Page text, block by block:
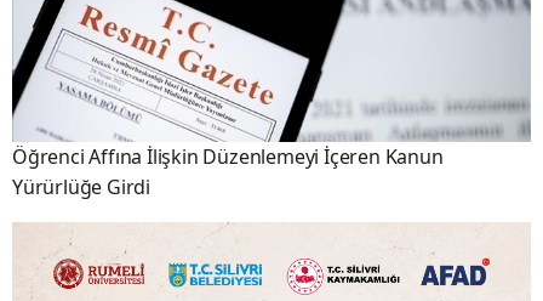
Öğrenci Affına İlişkin Düzenlemeyi İçeren Kanun
Yürürlüğe Girdi